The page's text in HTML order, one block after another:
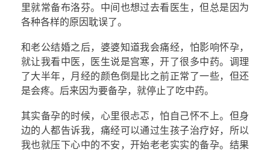
里就常备布洛芬。中间也想过去看医生，但总是因为
各种各样的原因耽误了。
和老公结婚之后，婆婆知道我会痛经，怕影响怀孕，
就让我看中医，医生说是宫寒，开了很多中药。调理
了大半年，月经的颜色倒是比之前正常了一些，但还
是会疼。后来因为要备孕，就停止了吃中药。
其实备孕的时候，心里很忐忑，怕自己怀不上。但身
边的人都告诉我，痛经可以通过生孩子治疗好，所以
我也就压下心中的不安，开始老老实实的备孕。结果